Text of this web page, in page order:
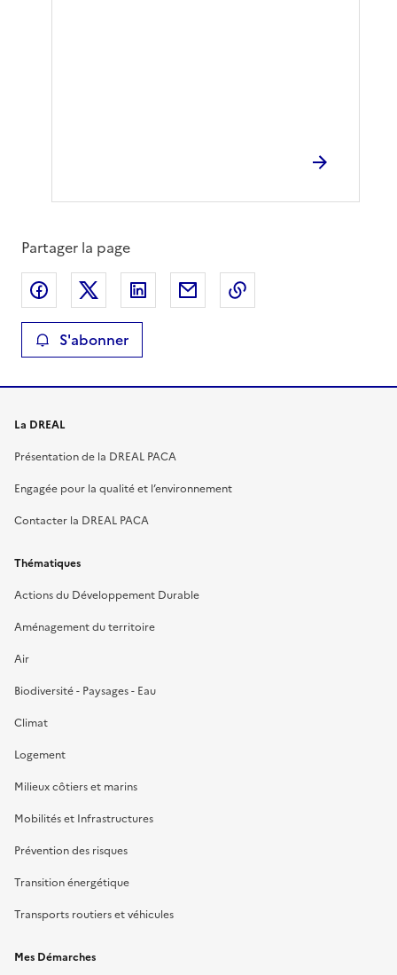
Partager la page
Partager sur Facebook
Partager sur XPartager sur LinkedIn
Partager par email
S'abonner
La DREAL
Présentation de la DREAL PACA
Engagée pour la qualité et l’environnement
Contacter la DREAL PACA
Thématiques
Actions du Développement Durable
Aménagement du territoire
Air
Biodiversité - Paysages - Eau
Climat
Logement
Milieux côtiers et marins
Mobilités et Infrastructures
Prévention des risques
Transition énergétique
Transports routiers et véhicules
Mes Démarches